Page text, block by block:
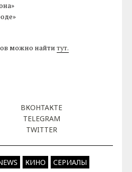
можно найтитут.
ВКОНТАКТЕ
TELEGRAM
TWITTER
КИНО СЕРИАЛЫ